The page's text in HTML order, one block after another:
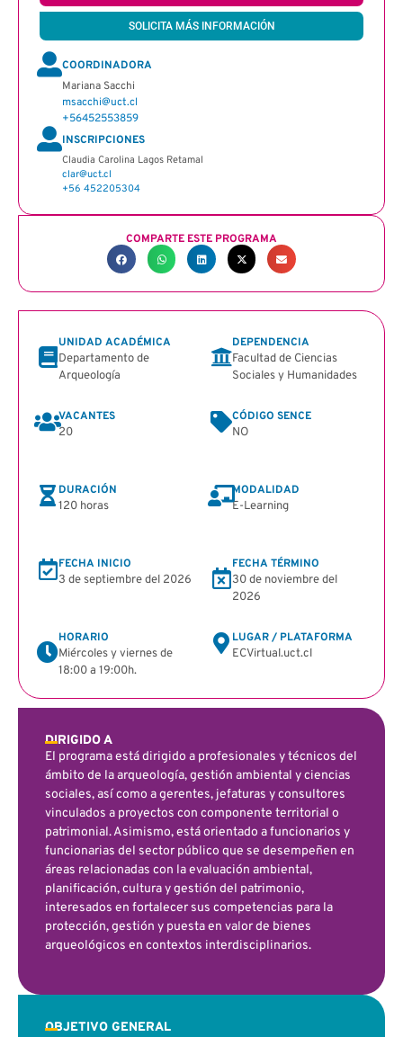
SOLICITA MÁS INFORMACIÓN
COORDINADORA
Mariana Sacchi
msacchi@uct.cl
+56452553859
INSCRIPCIONES
Claudia Carolina Lagos Retamal
clar@uct.cl
+56 452205304
COMPARTE ESTE PROGRAMA
UNIDAD ACADÉMICA
Departamento de
Arqueología
DEPENDENCIA
Facultad de Ciencias
Sociales y Humanidades
VACANTES
20
CÓDIGO SENCE
NO
DURACIÓN
120 horas
MODALIDAD
E-Learning
FECHA INICIO
3 de septiembre del 2026
FECHA TÉRMINO
30 de noviembre del
2026
HORARIO
Miércoles y viernes de
18:00 a 19:00h.
LUGAR / PLATAFORMA
ECVirtual.uct.cl
DIRIGIDO A
El programa está dirigido a profesionales y técnicos del
ámbito de la arqueología, gestión ambiental y ciencias
sociales, así como a gerentes, jefaturas y consultores
vinculados a proyectos con componente territorial o
patrimonial. Asimismo, está orientado a funcionarios y
funcionarias del sector público que se desempeñen en
áreas relacionadas con la evaluación ambiental,
planificación, cultura y gestión del patrimonio,
interesados en fortalecer sus competencias para la
protección, gestión y puesta en valor de bienes
arqueológicos en contextos interdisciplinarios.
OBJETIVO GENERAL